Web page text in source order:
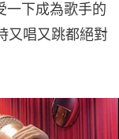
一下成為歌手的
又唱又跳都絕對